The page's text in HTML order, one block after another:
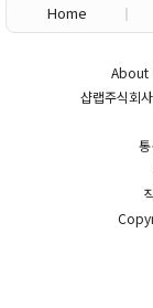
Home
About
샵랩주식회사